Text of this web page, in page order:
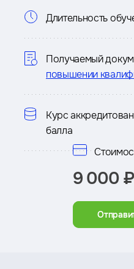
о
курсе
Длительность
Получаемый
повышении
Курс
балла
9 000 ₽